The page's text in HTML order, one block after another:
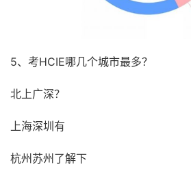
5、考HCIE哪几个城市最多？
北上广深？
上海深圳有
杭州苏州了解下